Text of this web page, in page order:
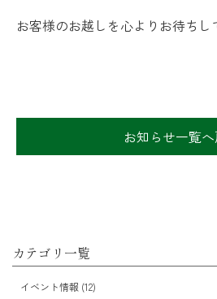
お客様のお越しを心よりお待ちし
お知らせ一覧へ
カテゴリ一覧
イベント情報 (12)